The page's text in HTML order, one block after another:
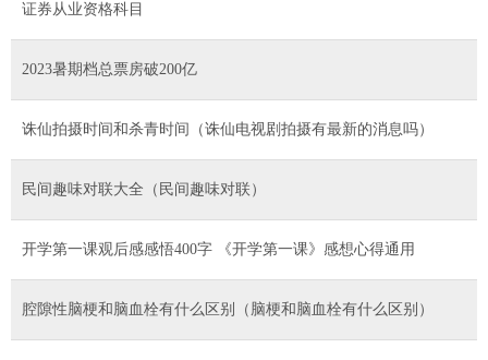
证券从业资格科目
2023暑期档总票房破200亿
诛仙拍摄时间和杀青时间（诛仙电视剧拍摄有最新的消息吗）
民间趣味对联大全（民间趣味对联）
开学第一课观后感感悟400字 《开学第一课》感想心得通用
腔隙性脑梗和脑血栓有什么区别（脑梗和脑血栓有什么区别）